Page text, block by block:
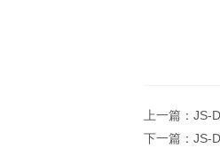
上一篇： JS-
下一篇： JS-